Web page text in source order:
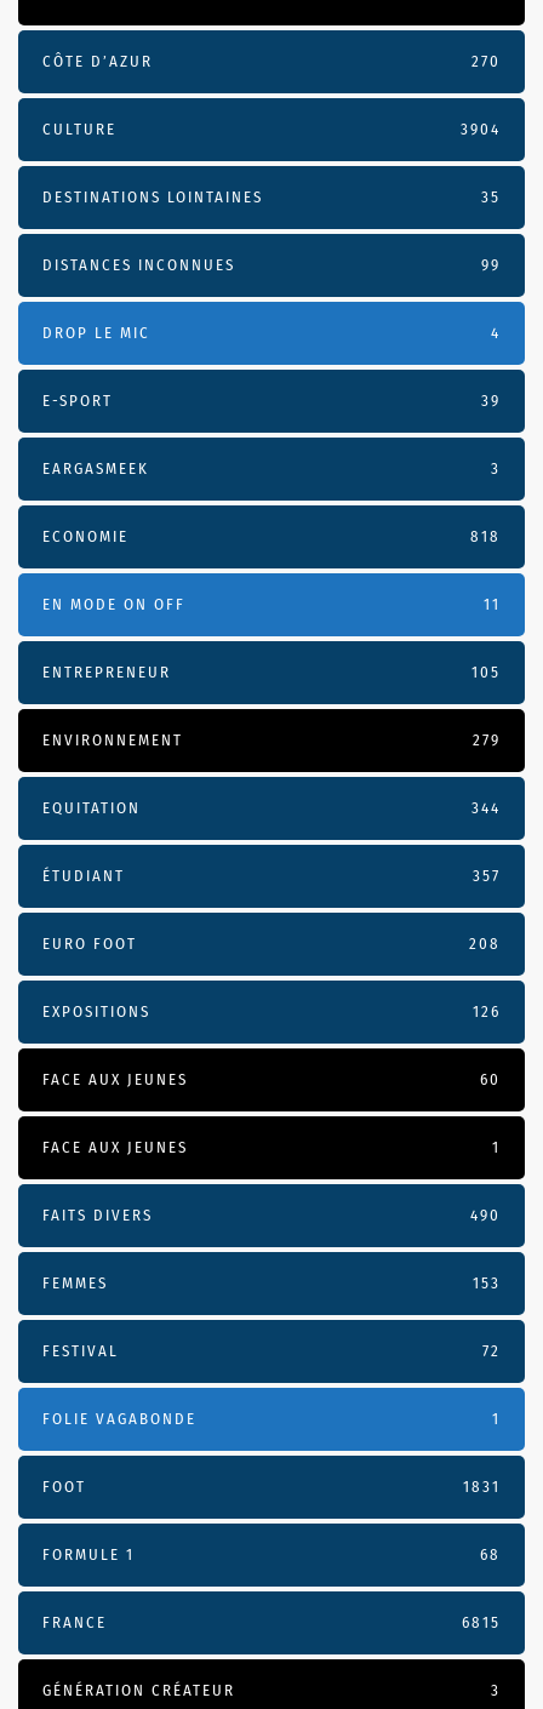
CÔTE D’AZUR 270
CULTURE 3904
DESTINATIONS LOINTAINES 35
DISTANCES INCONNUES 99
DROP LE MIC 4
E-SPORT 39
EARGASMEEK 3
ECONOMIE 818
EN MODE ON OFF 11
ENTREPRENEUR 105
ENVIRONNEMENT 279
EQUITATION 344
ÉTUDIANT 357
EURO FOOT 208
EXPOSITIONS 126
FACE AUX JEUNES 60
FACE AUX JEUNES 1
FAITS DIVERS 490
FEMMES 153
FESTIVAL 72
FOLIE VAGABONDE 1
FOOT 1831
FORMULE 1 68
FRANCE 6815
GÉNÉRATION CRÉATEUR 3